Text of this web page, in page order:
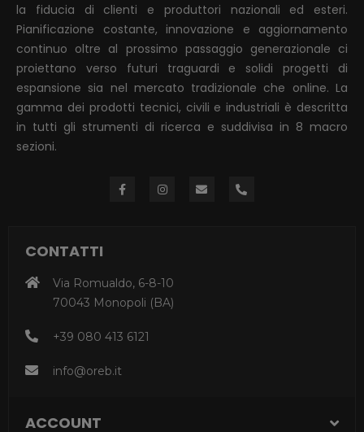
la fiducia di clienti e produttori nazionali ed esteri.
Pianificazione costante, innovazione e aggiornamento
continuo oltre al prossimo passaggio generazionale ci
proiettano verso futuri traguardi e solidi progetti di
espansione sia nel mercato tradizionale che online. La
gamma dei prodotti tecnici, civili e industriali è descritta
in tutti gli strumenti di ricerca e suddivisa in 8 macro
sezioni.
CONTATTI
Via Romualdo, 6-8-10
70043 Monopoli (BA)
+39 080 413 6121
info@oreb.it
ACCOUNT